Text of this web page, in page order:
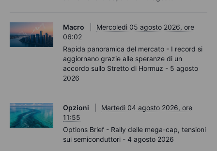
Macro
Mercoledì 05 agosto 2026, ore
06:02
Rapida panoramica del mercato - I record si
aggiornano grazie alle speranze di un
accordo sullo Stretto di Hormuz - 5 agosto
2026
Opzioni
Martedì 04 agosto 2026, ore
11:55
Options Brief - Rally delle mega-cap, tensioni
sui semiconduttori - 4 agosto 2026